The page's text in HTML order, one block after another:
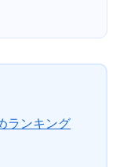
ランキング